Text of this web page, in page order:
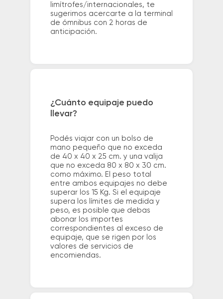
limítrofes/internacionales, te
sugerimos acercarte a la terminal
de ómnibus con 2 horas de
anticipación.
¿Cuánto equipaje puedo
llevar?
Podés viajar con un bolso de
mano pequeño que no exceda
de 40 x 40 x 25 cm. y una valija
que no exceda 80 x 80 x 30 cm.
como máximo. El peso total
entre ambos equipajes no debe
superar los 15 Kg. Si el equipaje
supera los límites de medida y
peso, es posible que debas
abonar los importes
correspondientes al exceso de
equipaje, que se rigen por los
valores de servicios de
encomiendas.